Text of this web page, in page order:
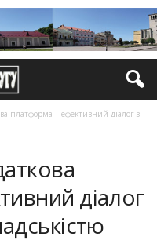
платформа – ефективний діалог з
діалог